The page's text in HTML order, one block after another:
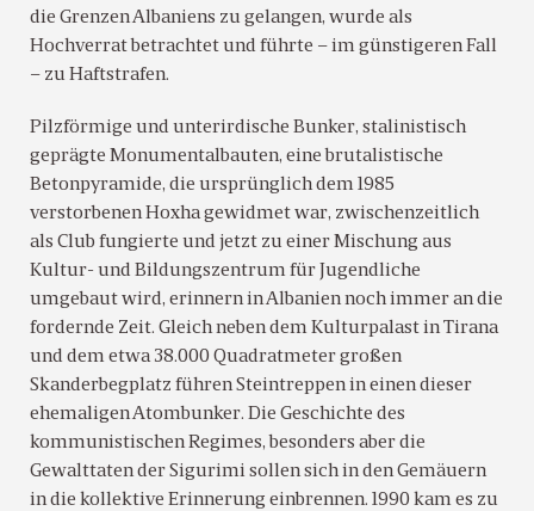
die Grenzen Albaniens zu gelangen, wurde als
Hochverrat betrachtet und führte – im günstigeren Fall
– zu Haftstrafen.
Pilzförmige und unterirdische Bunker, stalinistisch
geprägte Monumentalbauten, eine brutalistische
Betonpyramide, die ursprünglich dem 1985
verstorbenen Hoxha gewidmet war, zwischenzeitlich
als Club fungierte und jetzt zu einer Mischung aus
Kultur- und Bildungszentrum für Jugendliche
umgebaut wird, erinnern in Albanien noch immer an die
fordernde Zeit. Gleich neben dem Kulturpalast in Tirana
und dem etwa 38.000 Quadratmeter großen
Skanderbegplatz führen Steintreppen in einen dieser
ehemaligen Atombunker. Die Geschichte des
kommunistischen Regimes, besonders aber die
Gewalttaten der Sigurimi sollen sich in den Gemäuern
in die kollektive Erinnerung einbrennen. 1990 kam es zu